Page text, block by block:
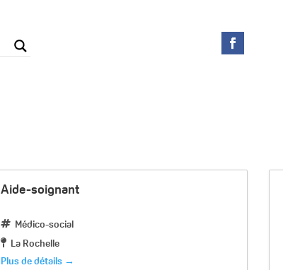
Aide-soignant
Médico-social
La Rochelle
Plus de détails